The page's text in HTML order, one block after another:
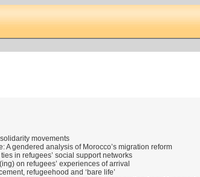
movements
A gendered analysis of Morocco’s migration reform
in refugees’ social support networks
on refugees’ experiences of arrival
refugeehood and ‘bare life’